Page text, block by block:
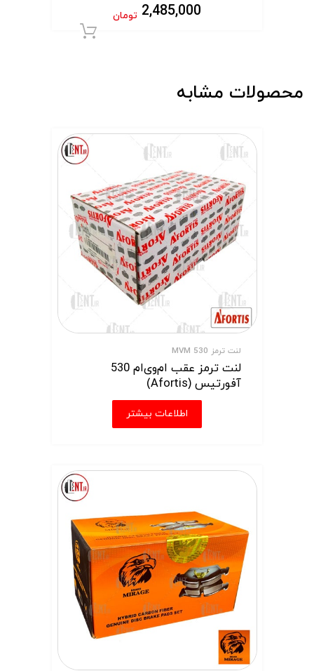
2,485,000 تومان
محصولات مشابه
لنت ترمز MVM 530
لنت ترمز عقب ام‌وی‌ام 530
آفورتیس (Afortis)
اطلاعات بیشتر